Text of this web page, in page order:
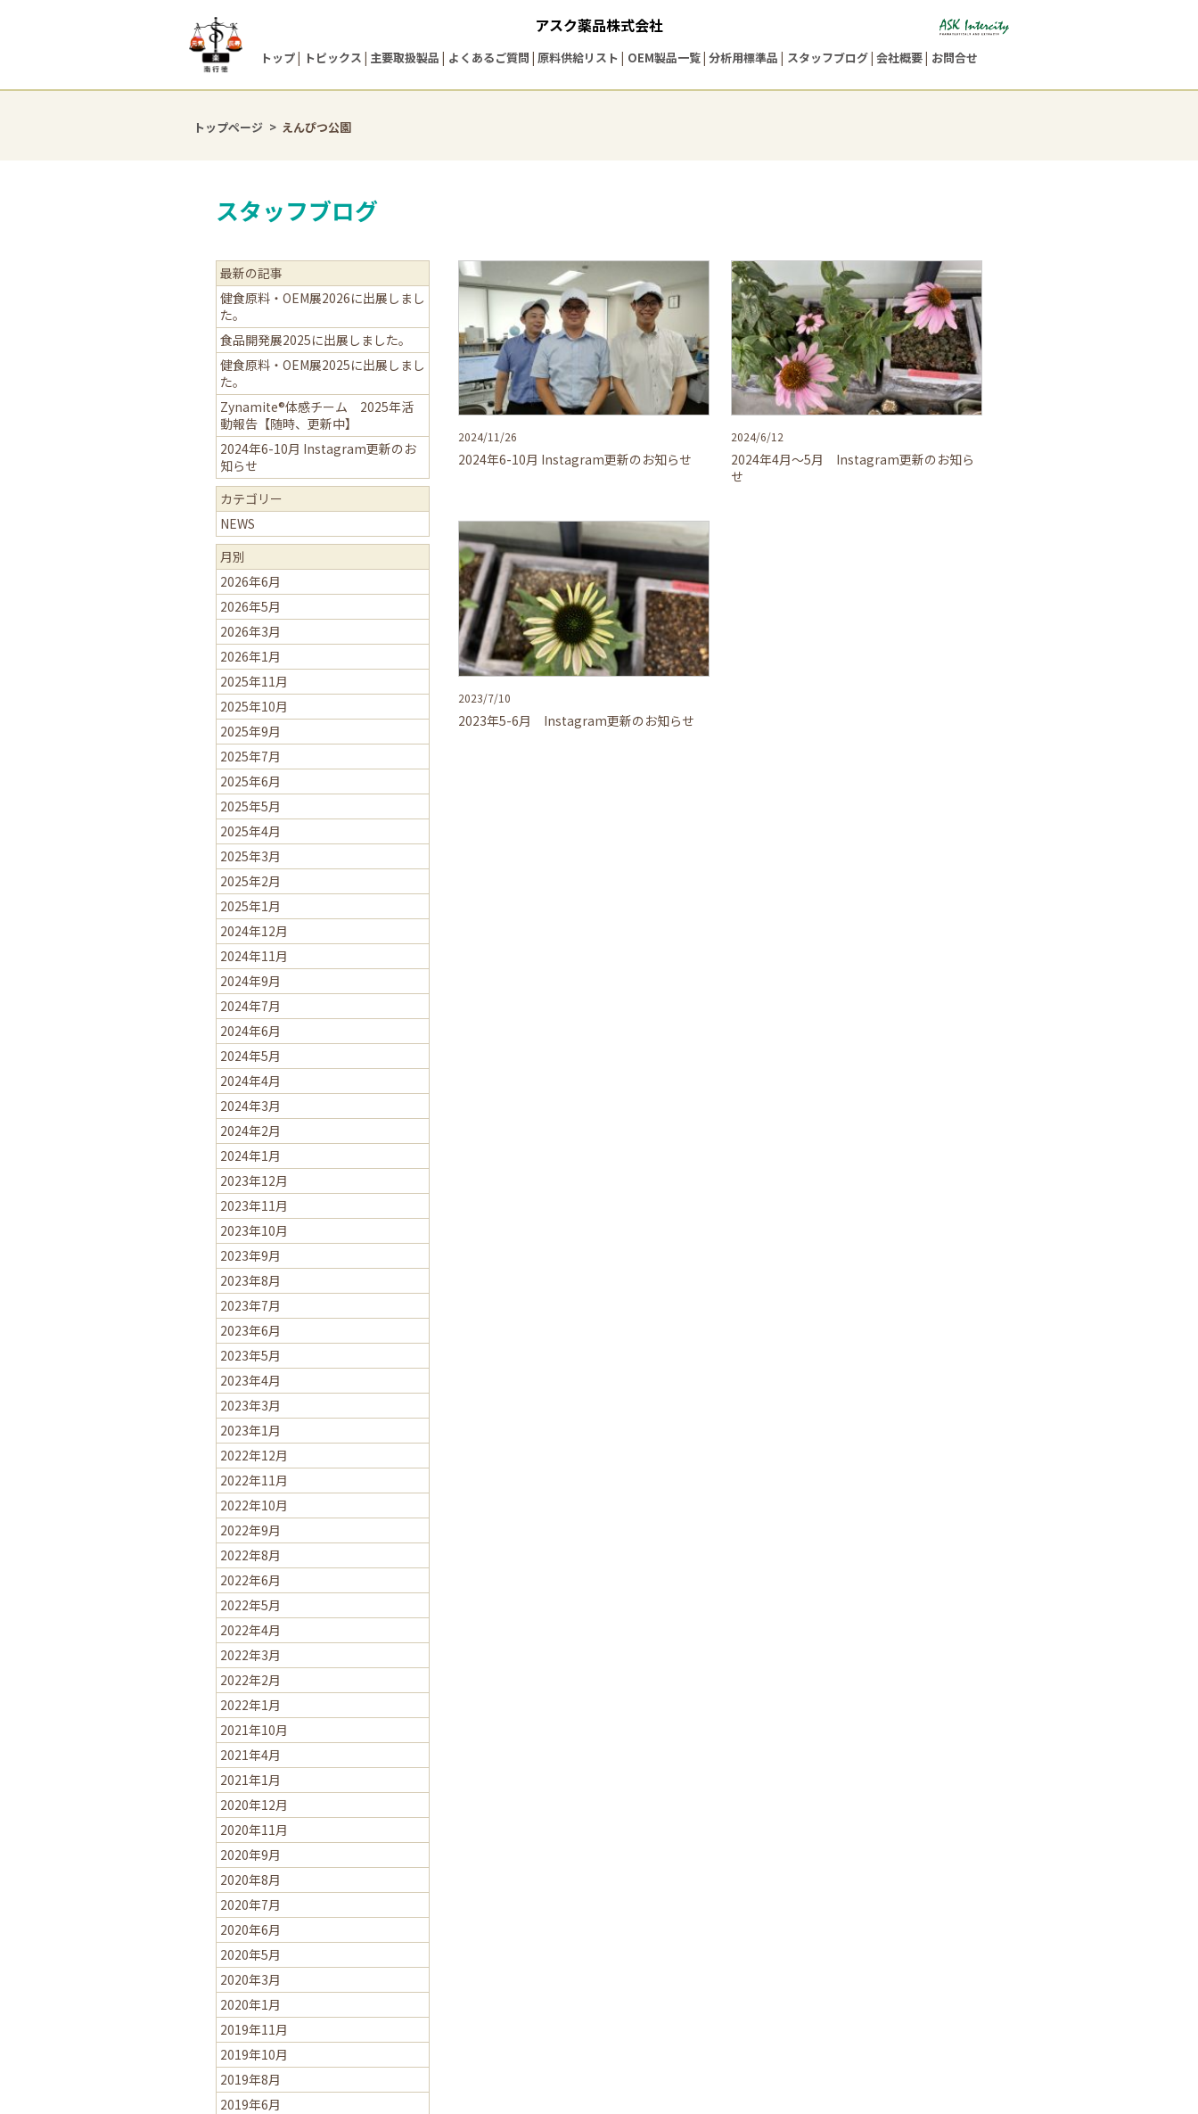
アスク薬品株式会社
トップ トピックス 主要取扱製品 よくあるご質問 原料供給リスト OEM製品一覧 分析用標準品 スタッフブログ 会社概要 お問合せ
トップページ えんぴつ公園
スタッフブログ
2024/11/26
2024年6-10月 Instagram更新のお知らせ
2024/6/12
2024年4月～5月 Instagram更新のお知ら
せ
2023/7/10
2023年5-6月 Instagram更新のお知らせ
最新の記事
健食原料・OEM展2026に出展しまし
た。
食品開発展2025に出展しました。
健食原料・OEM展2025に出展しまし
た。
Zynamite®体感チーム 2025年活
動報告【随時、更新中】
2024年6-10月 Instagram更新のお
知らせ
カテゴリー
NEWS
月別
2026年6月
2026年5月
2026年3月
2026年1月
2025年11月
2025年10月
2025年9月
2025年7月
2025年6月
2025年5月
2025年4月
2025年3月
2025年2月
2025年1月
2024年12月
2024年11月
2024年9月
2024年7月
2024年6月
2024年5月
2024年4月
2024年3月
2024年2月
2024年1月
2023年12月
2023年11月
2023年10月
2023年9月
2023年8月
2023年7月
2023年6月
2023年5月
2023年4月
2023年3月
2023年1月
2022年12月
2022年11月
2022年10月
2022年9月
2022年8月
2022年6月
2022年5月
2022年4月
2022年3月
2022年2月
2022年1月
2021年10月
2021年4月
2021年1月
2020年12月
2020年11月
2020年9月
2020年8月
2020年7月
2020年6月
2020年5月
2020年3月
2020年1月
2019年11月
2019年10月
2019年8月
2019年6月